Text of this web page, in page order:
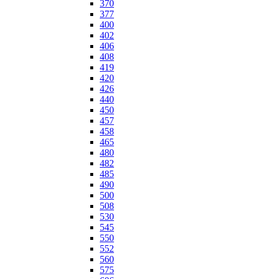
370
377
400
402
406
408
419
420
426
440
450
457
458
465
480
482
485
490
500
508
530
545
550
552
560
575